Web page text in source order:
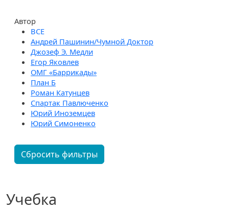
Учебка
Автор
Андрей Пашинин/Чумной Доктор
Джозеф Э. Медли
Егор Яковлев
ОМГ «Баррикады»
План Б
Роман Катунцев
Спартак Павлюченко
Юрий Иноземцев
Юрий Симоненко
Сбросить фильтры